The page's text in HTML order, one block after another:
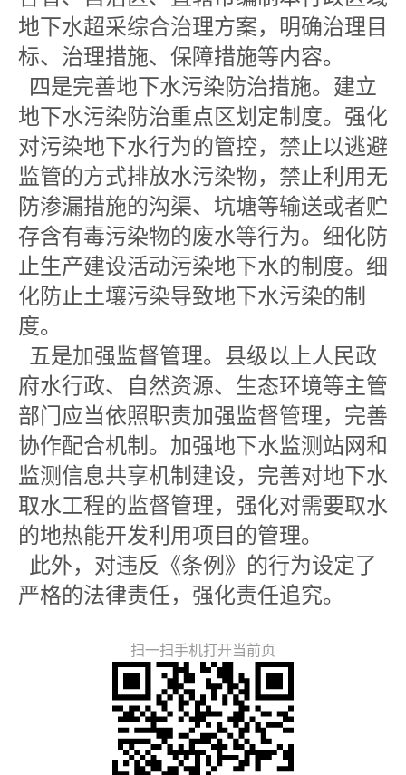
地下水超采综合治理方案，明确治理目
标、治理措施、保障措施等内容。
四是完善地下水污染防治措施。建立
地下水污染防治重点区划定制度。强化
对污染地下水行为的管控，禁止以逃避
监管的方式排放水污染物，禁止利用无
防渗漏措施的沟渠、坑塘等输送或者贮
存含有毒污染物的废水等行为。细化防
止生产建设活动污染地下水的制度。细
化防止土壤污染导致地下水污染的制
度。
五是加强监督管理。县级以上人民政
府水行政、自然资源、生态环境等主管
部门应当依照职责加强监督管理，完善
协作配合机制。加强地下水监测站网和
监测信息共享机制建设，完善对地下水
取水工程的监督管理，强化对需要取水
的地热能开发利用项目的管理。
此外，对违反《条例》的行为设定了
严格的法律责任，强化责任追究。
扫一扫手机打开当前页